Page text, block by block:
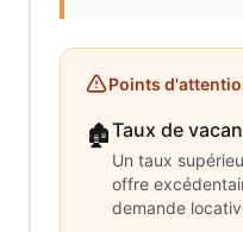
Points
🏚️Taux de
Un taux
offre
demande